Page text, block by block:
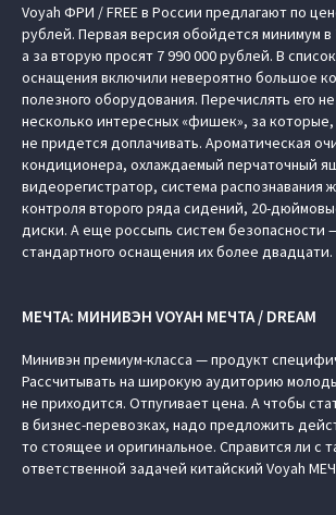
Voyah ФРИ / FREE в России предлагают по
рублей. Первая версия обойдется минимум в
а за вторую просят 7 990 000 рублей. В
оснащения включили невероятно большое
полезного оборудования. Перечислять его
несколько интересных «фишек», за которые,
не придется доплачивать. Ароматическая
кондиционера, охлаждаемый перчаточный
видеорегистратор, система распознавания
контроля второго ряда сидений, 20-
диски. А еще россыпь систем безопасности
стандартного оснащения их более двадцати.
МЕЧТА: МИНИВЭН VOYAH МЕЧТА / DREAM
Минивэн премиум-класса — продукт
Рассчитывать на широкую аудиторию
не приходится. Отпугивает цена. А чтобы
в бизнес-перевозках, надо предложить
то стоящее и оригинальное. Справится ли с
ответственной задачей китайский Voyah